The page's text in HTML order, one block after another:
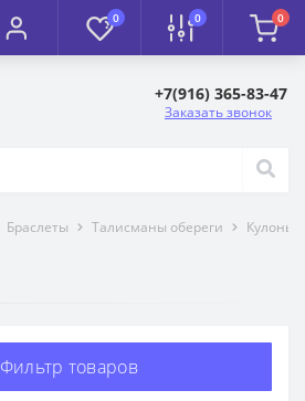
0 0 0
+7(916) 365-83-47
Заказать звонок
Браслеты Талисманы обереги Кулоны
Фильтр товаров